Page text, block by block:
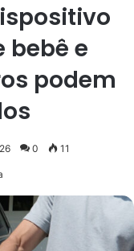
bebê e
podem
0 11